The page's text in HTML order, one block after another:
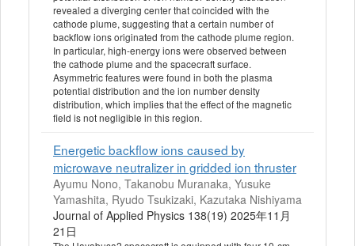
revealed a diverging center that coincided with the
cathode plume, suggesting that a certain number of
backflow ions originated from the cathode plume region.
In particular, high-energy ions were observed between
the cathode plume and the spacecraft surface.
Asymmetric features were found in both the plasma
potential distribution and the ion number density
distribution, which implies that the effect of the magnetic
field is not negligible in this region.
Energetic backflow ions caused by
microwave neutralizer in gridded ion thruster
Ayumu Nono, Takanobu Muranaka, Yusuke
Yamashita, Ryudo Tsukizaki, Kazutaka Nishiyama
Journal of Applied Physics 138(19) 2025年11月
21日